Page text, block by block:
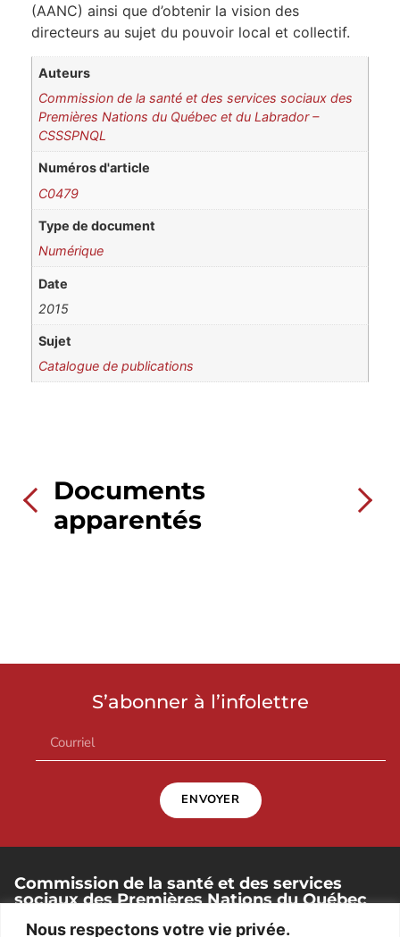
Nous respectons votre vie privée.
(AANC) ainsi que d’obtenir la vision des
directeurs au sujet du pouvoir local et collectif.
Auteurs
Commission de la santé et des services sociaux des
Premières Nations du Québec et du Labrador –
CSSSPNQL
Numéros d'article
C0479
Type de document
Numérique
Date
2015
Sujet
Catalogue de publications
Documents
apparentés
S’abonner à l’infolettre
ENVOYER
Commission de la santé et des services
sociaux des Premières Nations du Québec